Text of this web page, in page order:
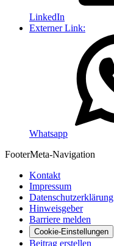
LinkedIn
Externer Link:
Whatsapp
FooterMeta-Navigation
Kontakt
Impressum
Datenschutzerklärung
Hinweisgeber
Barriere melden
Cookie-Einstellungen
Beitrag erstellen